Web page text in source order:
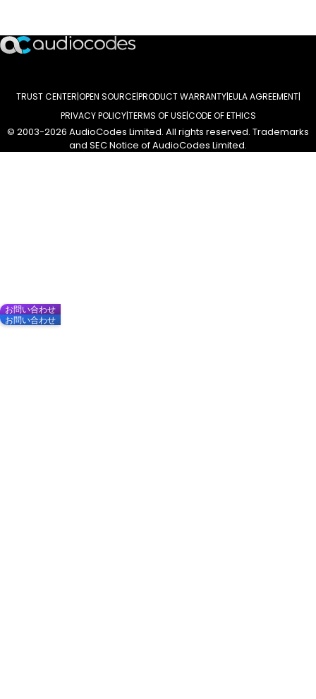
TRUST CENTER OPEN SOURCE PRODUCT WARRANTY EULA AGREEMENT
PRIVACY POLICY TERMS OF USE CODE OF ETHICS
© 2003-2026 AudioCodes Limited. All rights reserved. Trademarks
and SEC Notice of AudioCodes Limited.
お問い合わせ
お問い合わせ